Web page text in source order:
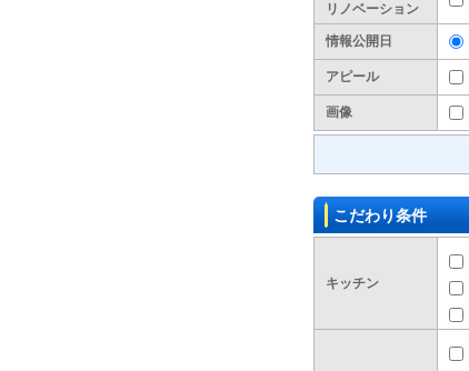
リノベーション
情報公開日
アピール
画像
こだわり条件
キッチン